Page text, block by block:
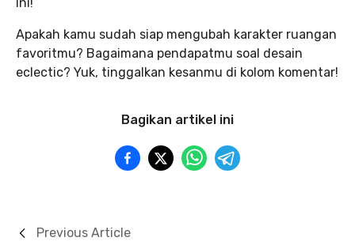
Apakah kamu sudah siap mengubah karakter ruangan
favoritmu? Bagaimana pendapatmu soal desain
eclectic? Yuk, tinggalkan kesanmu di kolom komentar!
Bagikan artikel ini
Previous Article